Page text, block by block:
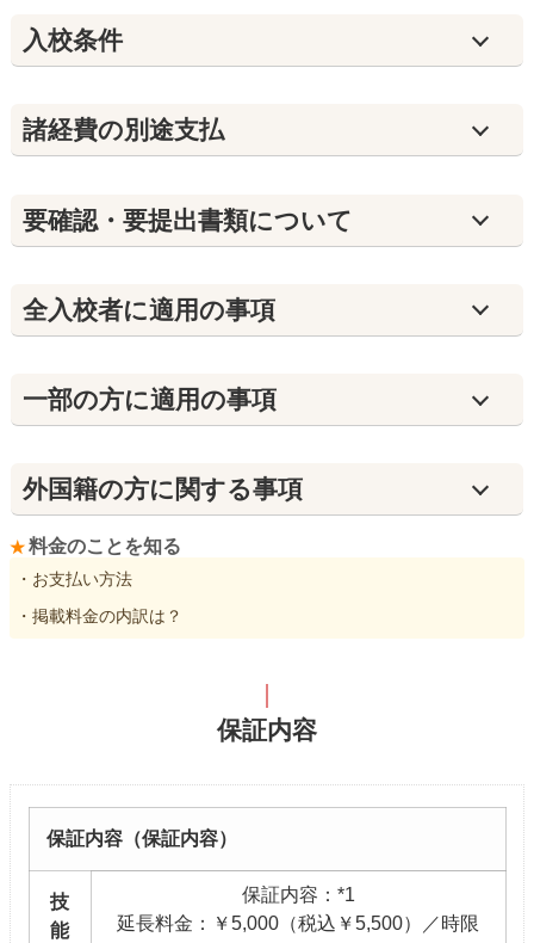
入校条件
諸経費の別途支払
要確認・要提出書類について
全入校者に適用の事項
⼀部の方に適用の事項
外国籍の方に関する事項
料金のことを知る
・お支払い方法
・掲載料金の内訳は？
保証内容
保証内容（保証内容）
技
能
保証内容：*1
延長料金：￥5,000（税込￥5,500）／時限